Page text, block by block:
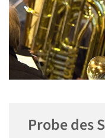
Probe des